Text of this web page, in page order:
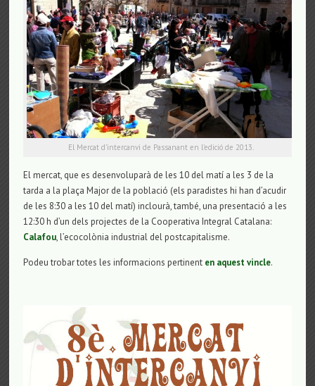
El Mercat d’intercanvi de Passanant en l’edició de 2013.
El mercat, que es desenvoluparà de les 10 del matí a les 3 de la
tarda a la plaça Major de la població (els paradistes hi han d’acudir
de les 8:30 a les 10 del matí) inclourà, també, una presentació a les
12:30 h d’un dels projectes de la Cooperativa Integral Catalana:
Calafou, l’ecocolònia industrial del postcapitalisme.
Podeu trobar totes les informacions pertinent en aquest vincle.